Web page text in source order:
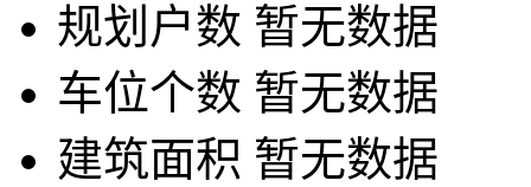
规划户数 暂无数据
车位个数 暂无数据
建筑面积 暂无数据